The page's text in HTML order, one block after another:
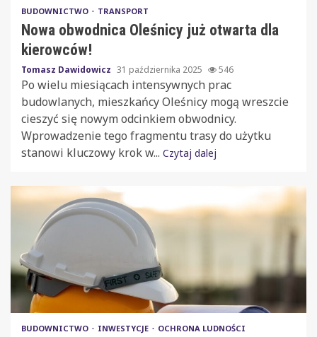
BUDOWNICTWO TRANSPORT
Nowa obwodnica Oleśnicy już otwarta dla
kierowców!
Tomasz Dawidowicz 31 października 2025 546
Po wielu miesiącach intensywnych prac
budowlanych, mieszkańcy Oleśnicy mogą wreszcie
cieszyć się nowym odcinkiem obwodnicy.
Wprowadzenie tego fragmentu trasy do użytku
stanowi kluczowy krok w... Czytaj dalej
BUDOWNICTWO INWESTYCJE OCHRONA LUDNOŚCI